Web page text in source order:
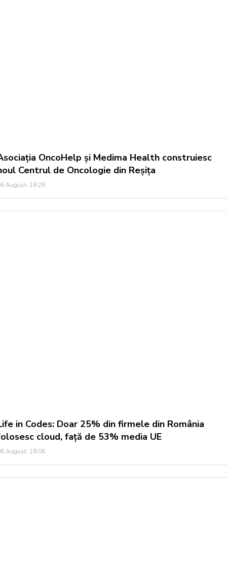
OncoHelp și Medima Health construiesc
Centrul de Oncologie din Reșița
August, 18:26
in Codes: Doar 25% din firmele din România
cloud, față de 53% media UE
August, 18:06